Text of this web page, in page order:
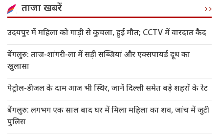
ताजा खबरें
उदयपुर में महिला को गाड़ी से कुचला, हुई मौत; CCTV में वारदात कैद
बेंगलुरु: ताज-शांगरी-ला में सड़ी सब्जियां और एक्सपायर्ड दूध का
खुलासा
पेट्रोल-डीजल के दाम आज भी स्थिर, जानें दिल्ली समेत बड़े शहरों के रेट
बेंगलुरु: लगभग एक साल बाद घर में मिला महिला का शव, जांच में जुटी
पुलिस